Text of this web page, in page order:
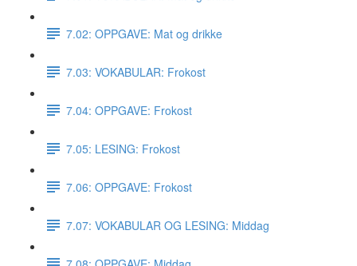
7.02: OPPGAVE: Mat og drikke
7.03: VOKABULAR: Frokost
7.04: OPPGAVE: Frokost
7.05: LESING: Frokost
7.06: OPPGAVE: Frokost
7.07: VOKABULAR OG LESING: Middag